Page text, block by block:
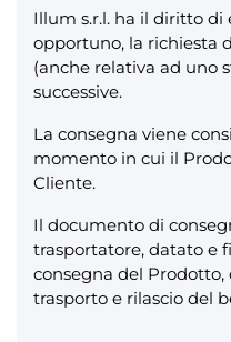
Illum s.r.l. ha il diritto
opportuno, la richiesta
(anche relativa ad uno
successive.
La consegna viene
momento in cui il
Cliente.
Il documento di
trasportatore, datato e
consegna del
trasporto e rilascio del